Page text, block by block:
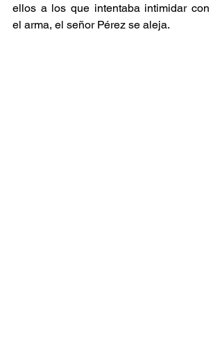
ellos a los que intentaba intimidar con
el arma, el señor Pérez se aleja.